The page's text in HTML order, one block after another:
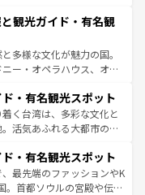
各地域で異なる魅力を楽
歴史を感じることができ
や列車の旅も、アメリカ
メリカ
ほしい。
の観光地といえばオアフ
マウイ島やカウアイ島が
輝く海をはじめ、豊かな
ロハスピリット」と呼ば
ハワイアンミュージッ
べてがハワイの魅力を彩
見と感動が待っているハ
い。
観光ガイド・有名観
多様な文化が魅力の国。
ー・オペラハウス、オー
るウルル（エアーズロッ
やケアンズの熱帯雨林な
カフェやワイン、オージ
おり、サーフィンやダイ
ドア好きにはたまらな
を存分に味わいつくそ
・有名観光スポット
く台湾は、多彩な文化と
活気あふれる大都市の台
湾東部など、都市の喧騒
訪れる人に新しい発見と
奥深い台湾の食文化も魅
・有名観光スポット
最先端のファッションやK
。首都ソウルの宮殿や伝統